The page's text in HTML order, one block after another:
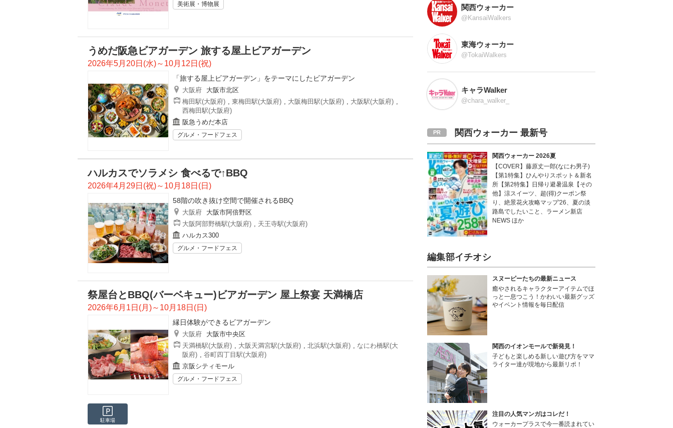
美術展・博物展
うめだ阪急ビアガーデン 旅する屋上ビアガーデン
2026年5月20日(水)～10月12日(祝)
「旅する屋上ビアガーデン」をテーマにしたビアガーデン
大阪府
大阪市北区
梅田駅(大阪府) , 東梅田駅(大阪府) , 大阪梅田駅(大阪府) , 大阪駅(大阪府) ,
西梅田駅(大阪府)
阪急うめだ本店
グルメ・フードフェス
ハルカスでソラメシ 食べるで↑BBQ
2026年4月29日(祝)～10月18日(日)
58階の吹き抜け空間で開催されるBBQ
大阪府
大阪市阿倍野区
大阪阿部野橋駅(大阪府) , 天王寺駅(大阪府)
ハルカス300
グルメ・フードフェス
祭屋台とBBQ(バーベキュー)ビアガーデン 屋上祭宴 天満橋店
2026年6月1日(月)～10月18日(日)
縁日体験ができるビアガーデン
大阪府
大阪市中央区
天満橋駅(大阪府) , 大阪天満宮駅(大阪府) , 北浜駅(大阪府) , なにわ橋駅(大
阪府) , 谷町四丁目駅(大阪府)
京阪シティモール
グルメ・フードフェス
駐車場
関西ウォーカー
@KansaiWalkers
東海ウォーカー
@TokaiWalkers
キャラWalker
@chara_walker_
関西ウォーカー 最新号
関西ウォーカー 2026夏
【COVER】藤原丈一郎(なにわ男子)
【第1特集】ひんやりスポット＆新名
所【第2特集】日帰り避暑温泉【その
他】涼スイーツ、超(得)クーポン祭
り、絶景花火攻略マップ'26、夏の淡
路島でしたいこと、ラーメン新店
NEWS ほか
編集部イチオシ
スヌーピーたちの最新ニュース
癒やされるキャラクターアイテムでほ
っと一息つこう！かわいい最新グッズ
やイベント情報を毎日配信
関西のイオンモールで新発見！
子どもと楽しめる新しい遊び方をママ
ライター達が現地から最新リポ！
注目の人気マンガはコレだ！
ウォーカープラスで今一番読まれてい